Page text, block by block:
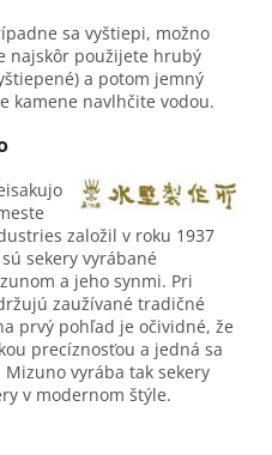
sa vyštiepi, možno
najskôr použijete hrubý
a potom jemný
kamene navlhčite vodou.
založil v roku 1937
sekery vyrábané
a jeho synmi. Pri
zaužívané tradičné
prvý pohľad je očividné, že
precíznosťou a jedná sa
vyrába tak sekery
v modernom štýle.